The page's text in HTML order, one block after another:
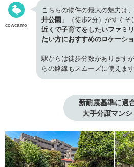
cowcamo
こちらの物件の最大の魅力は
井公園 」（徒歩2分）がすぐそ
近くで子育てをしたいファミ
たい方におすすめのロケーシ
駅からは徒歩分数があります
らの路線もスムーズに使えます
新耐震基準に適
大手分譲マン